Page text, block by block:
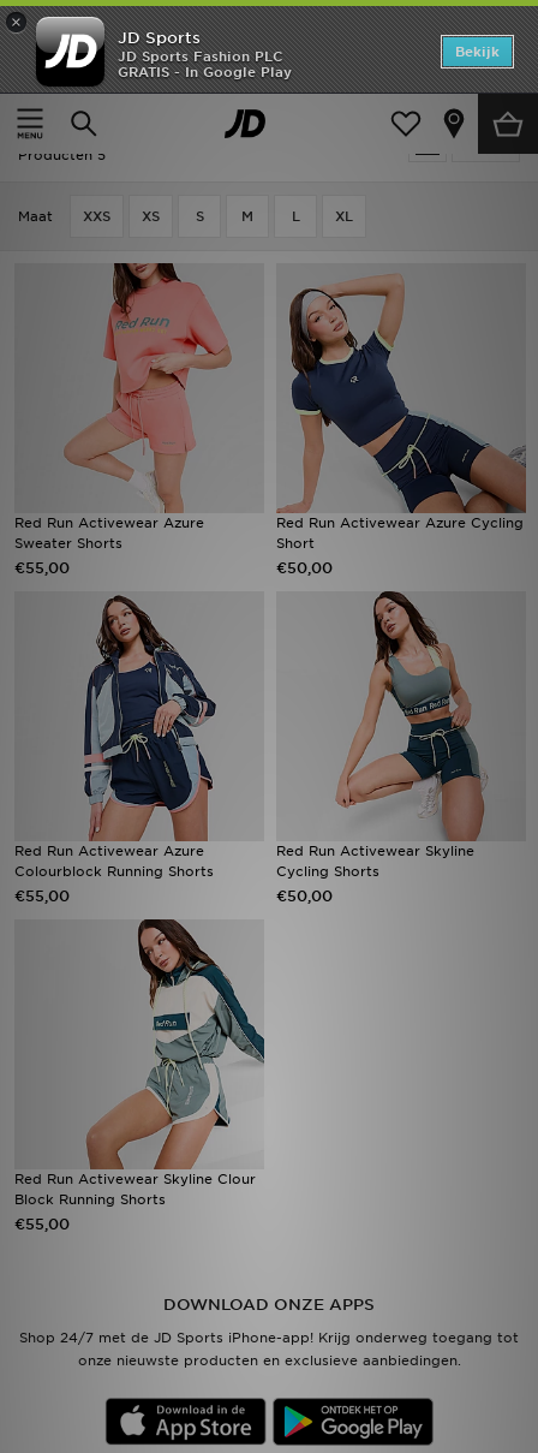
×
JD Sports
JD Sports Fashion PLC
GRATIS - In Google Play
Bekijk
Thuis
Dames Dameskleding Shorts
Dames - Red Run Activewear Shorts
Producten 5
Maat XXS XS S M L XL
Red Run Activewear Azure
Sweater Shorts
€55,00
Red Run Activewear Azure Cycling
Short
€50,00
Red Run Activewear Azure
Colourblock Running Shorts
€55,00
Red Run Activewear Skyline
Cycling Shorts
€50,00
Red Run Activewear Skyline Clour
Block Running Shorts
€55,00
DOWNLOAD ONZE APPS
Shop 24/7 met de JD Sports iPhone-app! Krijg onderweg toegang tot
onze nieuwste producten en exclusieve aanbiedingen.
Home
Offers
New In
Voetbal
Merken
Vind een winkel
Bestelling traceren
Klantenservice
Download de app
Wie wij zijn